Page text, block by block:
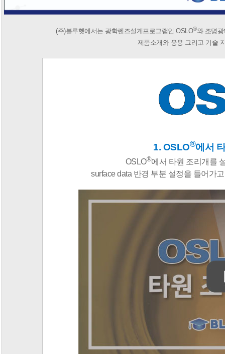
(주)블루헷에서는 광학렌즈설계 프로그램인 OSLO®와 조명
제품소개와 응용 그리고 기술
1. OSLO®에서
OSLO®에서 타원 조리개를
surface data 반경 부분 설정을 들어가